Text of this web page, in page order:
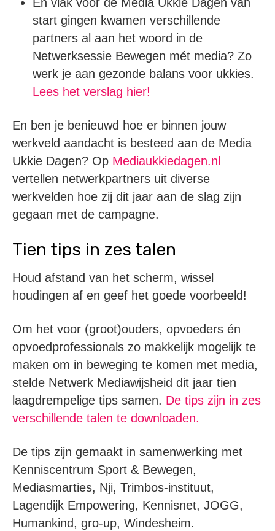
start gingen kwamen verschillende
partners al aan het woord in de
Netwerksessie Bewegen mét media? Zo
werk je aan gezonde balans voor ukkies.
Lees het verslag hier!
En ben je benieuwd hoe er binnen jouw
werkveld aandacht is besteed aan de Media
Ukkie Dagen? Op Mediaukkiedagen.nl
vertellen netwerkpartners uit diverse
werkvelden hoe zij dit jaar aan de slag zijn
gegaan met de campagne.
Tien tips in zes talen
Houd afstand van het scherm, wissel
houdingen af en geef het goede voorbeeld!
Om het voor (groot)ouders, opvoeders én
opvoedprofessionals zo makkelijk mogelijk te
maken om in beweging te komen met media,
stelde Netwerk Mediawijsheid dit jaar tien
laagdrempelige tips samen. De tips zijn in zes
verschillende talen te downloaden.
De tips zijn gemaakt in samenwerking met
Kenniscentrum Sport & Bewegen,
Mediasmarties, Nji, Trimbos-instituut,
Lagendijk Empowering, Kennisnet, JOGG,
Humankind, gro-up, Windesheim.